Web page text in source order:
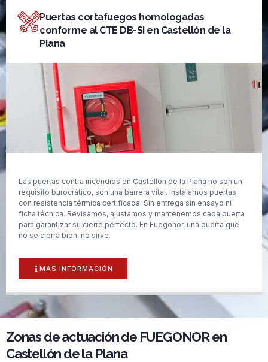
Puertas cortafuegos homologadas
conforme al CTE DB-SI en Castellón de la
Plana
Las puertas contra incendios en Castellón de la Plana no son un
requisito burocrático, son una barrera vital. Instalamos puertas
con resistencia térmica certificada. Sin entrega sin ensayo ni
ficha técnica. Revisamos, ajustamos y mantenemos cada puerta
para garantizar su cierre perfecto. En Fuegonor, una puerta que
no se cierra bien, no sirve.
MAS INFORMACIÓN
Zonas de actuación de FUEGONOR en
Castellón de la Plana